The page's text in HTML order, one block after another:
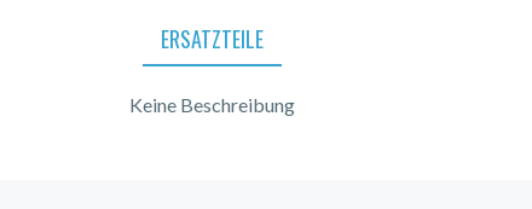
ERSATZTEILE
Keine Beschreibung